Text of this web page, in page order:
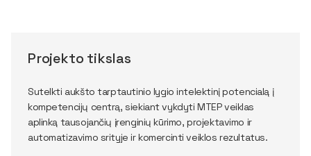
Projekto tikslas
Sutelkti aukšto tarptautinio lygio intelektinį potencialą į
kompetencijų centrą, siekiant vykdyti MTEP veiklas
aplinką tausojančių įrenginių kūrimo, projektavimo ir
automatizavimo srityje ir komercinti veiklos rezultatus.